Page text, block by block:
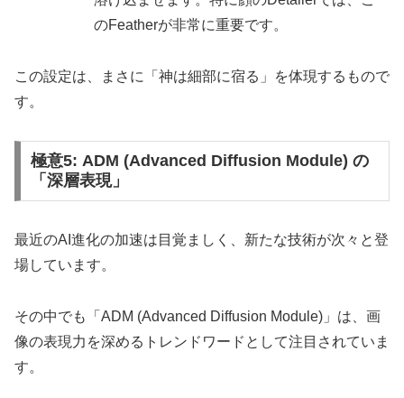
のFeatherが非常に重要です。
この設定は、まさに「神は細部に宿る」を体現するもので
す。
極意5: ADM (Advanced Diffusion Module) の
「深層表現」
最近のAI進化の加速は目覚ましく、新たな技術が次々と登
場しています。
その中でも「ADM (Advanced Diffusion Module)」は、画
像の表現力を深めるトレンドワードとして注目されていま
す。